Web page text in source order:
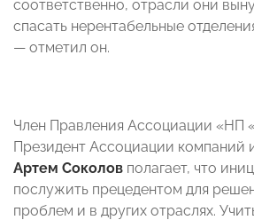
соответственно, отрасли они
спасать нерентабельные
— отметил он.
Член Правления Ассоциации «НП
Президент Ассоциации компаний
Артем Соколов полагает, что
послужить прецедентом для
проблем и в других отраслях.